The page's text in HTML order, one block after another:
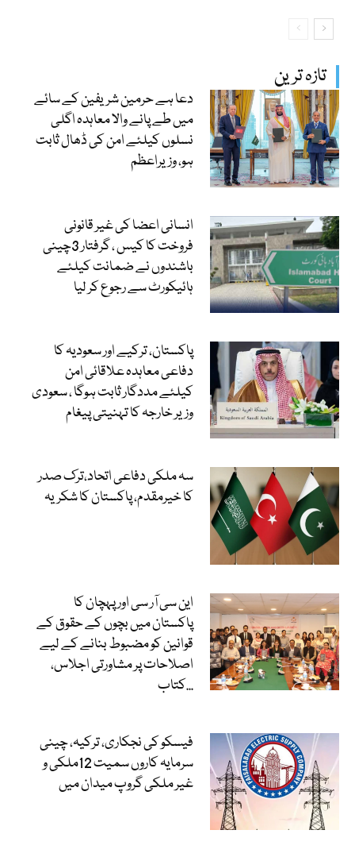
تازہ ترین
دعا ہے حرمین شریفین کے سائے
میں طے پانے والا معاہدہ اگلی
نسلوں کیلئے امن کی ڈھال ثابت
ہو، وزیراعظم
انسانی اعضا کی غیر قانونی
فروخت کا کیس ، گرفتار 3چینی
باشندوں نے ضمانت کیلئے
ہائیکورٹ سے رجوع کر لیا
پاکستان، ترکیے اور سعودیہ کا
دفاعی معاہدہ علاقائی امن
کیلئے مددگار ثابت ہوگا ، سعودی
وزیر خارجہ کا تہنیتی پیغام
سہ ملکی دفاعی اتحاد،ترک صدر
کا خیرمقدم، پاکستان کا شکریہ
این سی آر سی اور پہچان کا
پاکستان میں بچوں کے حقوق کے
قوانین کو مضبوط بنانے کے لیے
اصلاحات پر مشاورتی اجلاس،
کتاب...
فیسکو کی نجکاری، ترکیہ، چینی
سرمایہ کاروں سمیت 12ملکی و
غیر ملکی گروپ میدان میں